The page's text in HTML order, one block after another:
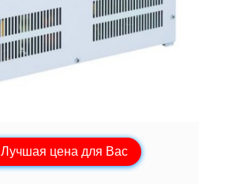
Лучшая цена для Вас